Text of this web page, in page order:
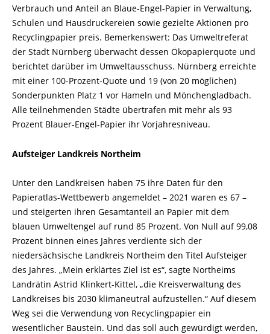
Verbrauch und Anteil an Blaue-Engel-Papier in Verwaltung,
Schulen und Hausdruckereien sowie gezielte Aktionen pro
Recyclingpapier preis. Bemerkenswert: Das Umweltreferat
der Stadt Nürnberg überwacht dessen Ökopapierquote und
berichtet darüber im Umweltausschuss. Nürnberg erreichte
mit einer 100-Prozent-Quote und 19 (von 20 möglichen)
Sonderpunkten Platz 1 vor Hameln und Mönchengladbach.
Alle teilnehmenden Städte übertrafen mit mehr als 93
Prozent Blauer-Engel-Papier ihr Vorjahresniveau.
Aufsteiger Landkreis Northeim
Unter den Landkreisen haben 75 ihre Daten für den
Papieratlas-Wettbewerb angemeldet – 2021 waren es 67 –
und steigerten ihren Gesamtanteil an Papier mit dem
blauen Umweltengel auf rund 85 Prozent. Von Null auf 99,08
Prozent binnen eines Jahres verdiente sich der
niedersächsische Landkreis Northeim den Titel Aufsteiger
des Jahres. „Mein erklärtes Ziel ist es“, sagte Northeims
Landrätin Astrid Klinkert-Kittel, „die Kreisverwaltung des
Landkreises bis 2030 klimaneutral aufzustellen.“ Auf diesem
Weg sei die Verwendung von Recyclingpapier ein
wesentlicher Baustein. Und das soll auch gewürdigt werden,